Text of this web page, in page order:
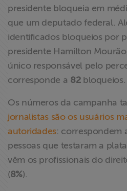
presidente bloqueia em
que um deputado federal.
identificados bloqueios por
presidente Hamilton
único responsável pelo
corresponde a 82 bloqueios.
Os números da campanha
jornalistas são os usuários
autoridades: correspondem
pessoas que testaram a
vêm os profissionais do
(8%).